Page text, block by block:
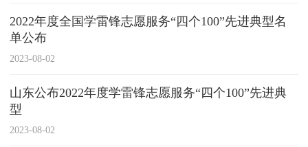
2022年度全国学雷锋志愿服务“四个100”先进典型名
单公布
2023-08-02
山东公布2022年度学雷锋志愿服务“四个100”先进典
型
2023-08-02